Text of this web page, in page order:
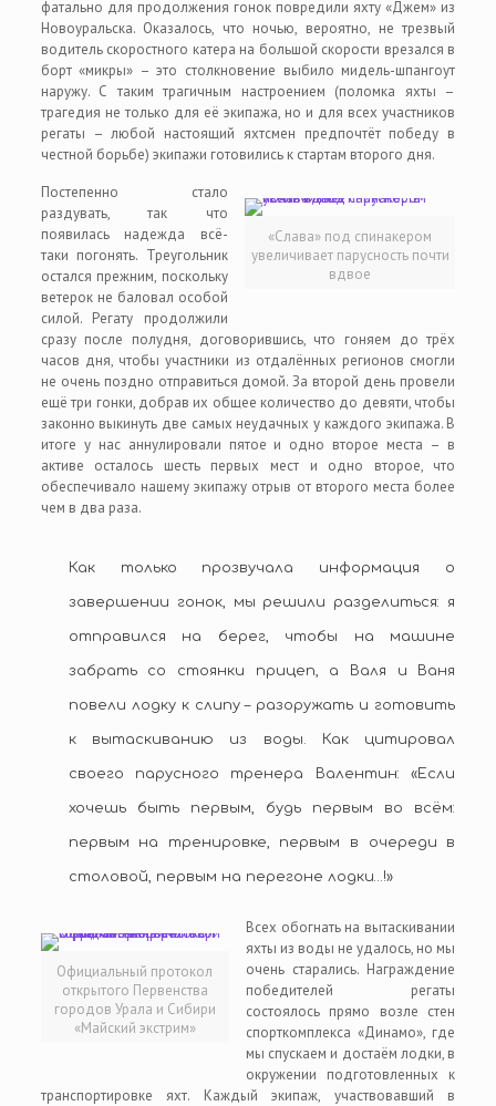
фатально для продолжения гонок повредили яхту «Джем» из
Новоуральска. Оказалось, что ночью, вероятно, не трезвый
водитель скоростного катера на большой скорости врезался в
борт «микры» – это столкновение выбило мидель-шпангоут
наружу. С таким трагичным настроением (поломка яхты –
трагедия не только для её экипажа, но и для всех участников
регаты – любой настоящий яхтсмен предпочтёт победу в
честной борьбе) экипажи готовились к стартам второго дня.
«Слава» под спинакером
увеличивает парусность почти
вдвое
Постепенно стало
раздувать, так что
появилась надежда всё-
таки погонять. Треугольник
остался прежним, поскольку
ветерок не баловал особой
силой. Регату продолжили
сразу после полудня, договорившись, что гоняем до трёх
часов дня, чтобы участники из отдалённых регионов смогли
не очень поздно отправиться домой. За второй день провели
ещё три гонки, добрав их общее количество до девяти, чтобы
законно выкинуть две самых неудачных у каждого экипажа. В
итоге у нас аннулировали пятое и одно второе места – в
активе осталось шесть первых мест и одно второе, что
обеспечивало нашему экипажу отрыв от второго места более
чем в два раза.
Как только прозвучала информация о
завершении гонок, мы решили разделиться: я
отправился на берег, чтобы на машине
забрать со стоянки прицеп, а Валя и Ваня
повели лодку к слипу – разоружать и готовить
к вытаскиванию из воды. Как цитировал
своего парусного тренера Валентин: «Если
хочешь быть первым, будь первым во всём:
первым на тренировке, первым в очереди в
столовой, первым на перегоне лодки…!»
Официальный протокол
открытого Первенства
городов Урала и Сибири
«Майский экстрим»
Всех обогнать на вытаскивании
яхты из воды не удалось, но мы
очень старались. Награждение
победителей регаты
состоялось прямо возле стен
спорткомплекса «Динамо», где
мы спускаем и достаём лодки, в
окружении подготовленных к
транспортировке яхт. Каждый экипаж, участвовавший в